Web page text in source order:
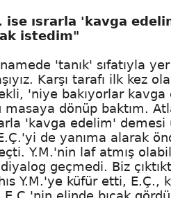
ise ısrarla 'kavga
istedim"
'tanık' sıfatıyla
Karşı tarafı ilk kez
'niye bakıyorlar kavga
dönüp baktım.
'kavga edelim'
de yanıma alarak
Y.M.'nin laf atmış
geçmedi. Biz
Y.M.'ye küfür etti, E.Ç.,